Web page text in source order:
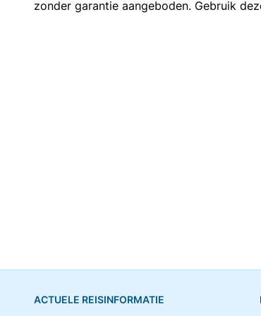
zonder garantie aangeboden. Gebruik
ACTUELE REISINFORMATIE